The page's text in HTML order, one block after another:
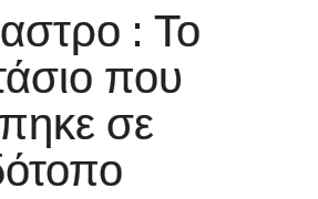
: Το
που
σε